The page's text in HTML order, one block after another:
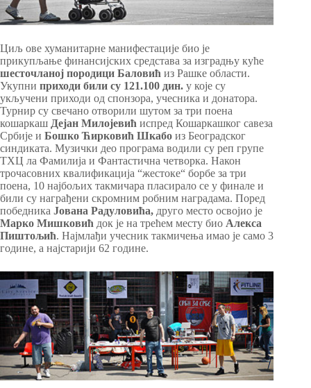
Циљ ове хуманитарне манифестације био је
прикупљање финансијских средстава за изградњу куће
шесточланој породици Баловић из Рашке области.
Укупни приходи били су 121.100 дин. у које су
укључени приходи од спонзора, учесника и донатора.
Турнир су свечано отворили шутом за три поена
кошаркаш Дејан Милојевић испред Кошаркашког савеза
Србије и Бошко Ћирковић Шкабо из Београдског
синдиката. Музички део програма водили су реп групе
ТХЦ ла Фамилија и Фантастична четворка. Након
трочасовних квалификација “жестоке“ борбе за три
поена, 10 најбољих такмичара пласирало се у финале и
били су награђени скромним робним наградама. Поред
победника Јована Радуловића, друго место освојио је
Марко Мишковић док је на трећем месту био Алекса
Пиштољић. Најмлађи учесник такмичења имао је само 3
године, а најстарији 62 године.